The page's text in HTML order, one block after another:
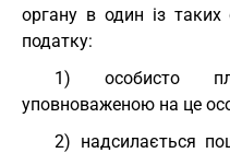
органу в один із таких
податку:
1) особисто
уповноваженою на це
2) надсилається